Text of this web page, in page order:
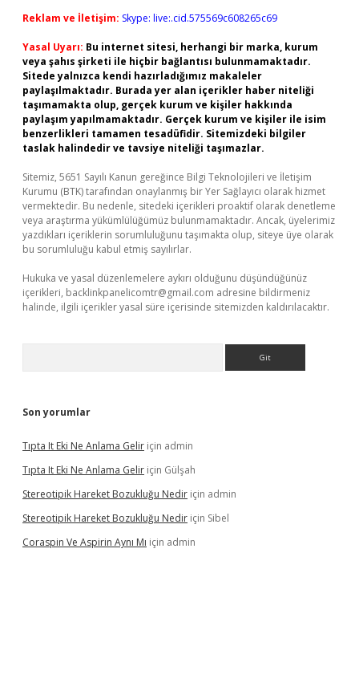
Reklam ve İletişim: Skype: live:.cid.575569c608265c69
Yasal Uyarı: Bu internet sitesi, herhangi bir marka, kurum
veya şahıs şirketi ile hiçbir bağlantısı bulunmamaktadır.
Sitede yalnızca kendi hazırladığımız makaleler
paylaşılmaktadır. Burada yer alan içerikler haber niteliği
taşımamakta olup, gerçek kurum ve kişiler hakkında
paylaşım yapılmamaktadır. Gerçek kurum ve kişiler ile isim
benzerlikleri tamamen tesadüfidir. Sitemizdeki bilgiler
taslak halindedir ve tavsiye niteliği taşımazlar.
Sitemiz, 5651 Sayılı Kanun gereğince Bilgi Teknolojileri ve İletişim
Kurumu (BTK) tarafından onaylanmış bir Yer Sağlayıcı olarak hizmet
vermektedir. Bu nedenle, sitedeki içerikleri proaktif olarak denetleme
veya araştırma yükümlülüğümüz bulunmamaktadır. Ancak, üyelerimiz
yazdıkları içeriklerin sorumluluğunu taşımakta olup, siteye üye olarak
bu sorumluluğu kabul etmiş sayılırlar.
Hukuka ve yasal düzenlemelere aykırı olduğunu düşündüğünüz
içerikleri, backlinkpanelicomtr@gmail.com adresine bildirmeniz
halinde, ilgili içerikler yasal süre içerisinde sitemizden kaldırılacaktır.
Son yorumlar
Tıpta It Eki Ne Anlama Gelir için admin
Tıpta It Eki Ne Anlama Gelir için Gülşah
Stereotipik Hareket Bozukluğu Nedir için admin
Stereotipik Hareket Bozukluğu Nedir için Sibel
Coraspin Ve Aspirin Aynı Mı için admin